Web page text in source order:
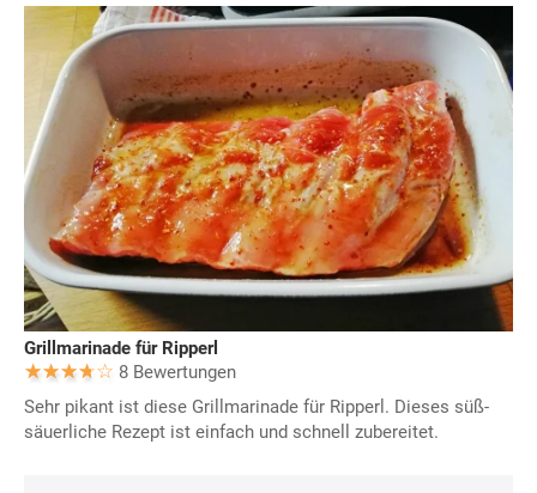
Grillmarinade für Ripperl
8 Bewertungen
Sehr pikant ist diese Grillmarinade für Ripperl. Dieses süß-
säuerliche Rezept ist einfach und schnell zubereitet.